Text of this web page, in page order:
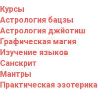
Курсы
Астрология бацзы
Астрология джйотиш
Графическая магия
Изучение языков
Санскрит
Мантры
Практическая эзотерика